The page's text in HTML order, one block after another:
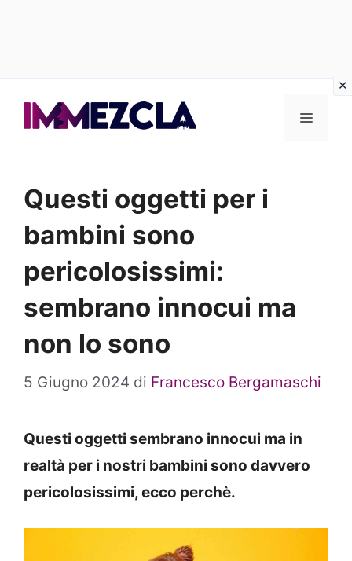
Menu
Questi oggetti per i
bambini sono
pericolosissimi:
sembrano innocui ma
non lo sono
5 Giugno 2024 di Francesco Bergamaschi
Questi oggetti sembrano innocui ma in
realtà per i nostri bambini sono davvero
pericolosissimi, ecco perchè.